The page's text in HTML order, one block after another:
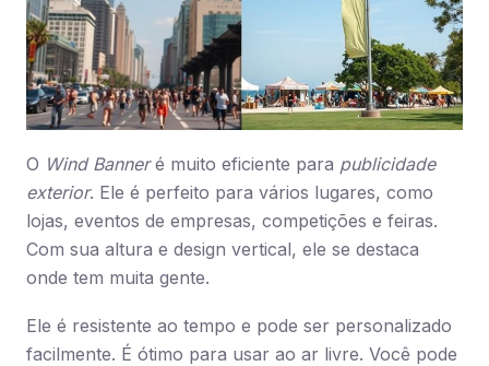
O Wind Banneré muito eficiente para publicidade
exterior. Ele é perfeito para vários lugares, como
lojas, eventos de empresas, competições e feiras.
Com sua altura e design vertical, ele se destaca
onde tem muita gente.
Ele é resistente ao tempo e pode ser personalizado
facilmente. É ótimo para usar ao ar livre. Você pode